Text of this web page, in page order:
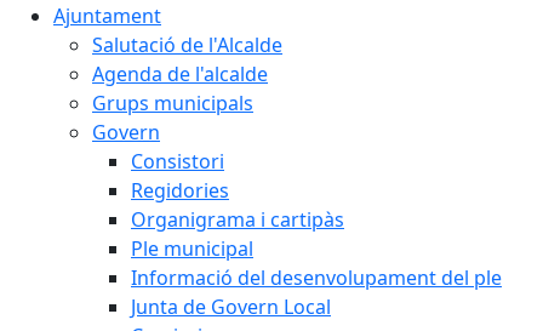
Ajuntament
Salutació de l'Alcalde
Agenda de l'alcalde
Grups municipals
Govern
Consistori
Regidories
Organigrama i cartipàs
Ple municipal
Informació del desenvolupament del ple
Junta de Govern Local